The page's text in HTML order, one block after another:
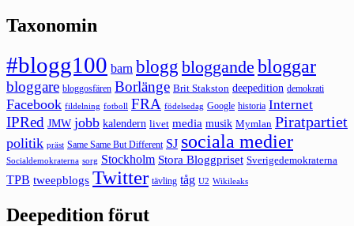
Taxonomin
#blogg100 barn blogg bloggande bloggar
bloggare bloggosfären Borlänge Brit Stakston deepedition demokrati
Facebook fildelning fotboll FRA födelsedag Google historia Internet
IPRed JMW jobb kalendern livet media musik Mymlan Piratpartiet
politik präst Same Same But Different SJ sociala medier
Socialdemokraterna sorg Stockholm Stora Bloggpriset Sverigedemokraterna
TPB tweepblogs Twitter tävling tåg U2 Wikileaks
Deepedition förut